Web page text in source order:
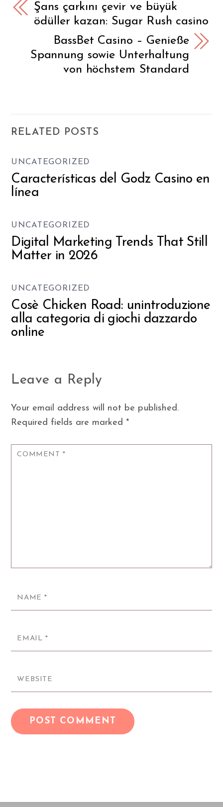
Şans çarkını çevir ve büyük
ödüller kazan: Sugar Rush casino
BassBet Casino – Genieße
Spannung sowie Unterhaltung
von höchstem Standard
RELATED POSTS
UNCATEGORIZED
Características del Godz Casino en
línea
UNCATEGORIZED
Digital Marketing Trends That Still
Matter in 2026
UNCATEGORIZED
Cosè Chicken Road: unintroduzione
alla categoria di giochi dazzardo
online
Leave a Reply
Your email address will not be published.
Required fields are marked *
COMMENT*
NAME*
EMAIL *
WEBSITE